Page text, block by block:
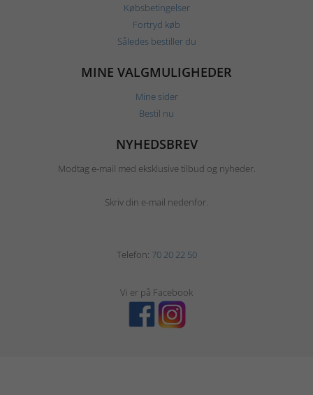
Købsbetingelser
Fortryd køb
Således bestiller du
MINE VALGMULIGHEDER
Mine sider
Bestil nu
NYHEDSBREV
Modtag e-mail med eksklusive tilbud og nyheder.
Skriv din e-mail nedenfor.
Telefon: 70 20 22 50
Vi er på Facebook